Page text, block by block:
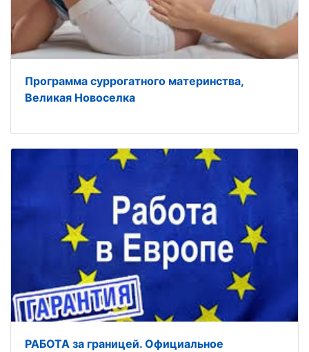
Программа суррогатного материнства,
Великая Новоселка
РАБОТА за границей. Официальное